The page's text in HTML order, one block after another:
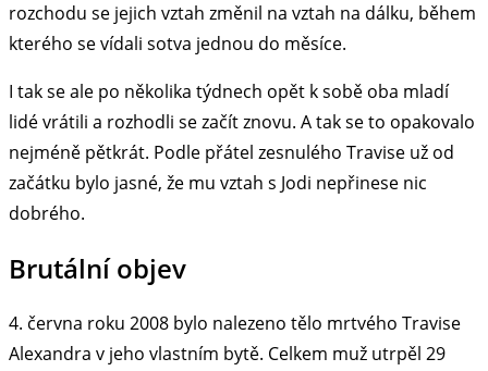
rozchodu se jejich vztah změnil na vztah na dálku, během
kterého se vídali sotva jednou do měsíce.
I tak se ale po několika týdnech opět k sobě oba mladí
lidé vrátili a rozhodli se začít znovu. A tak se to opakovalo
nejméně pětkrát. Podle přátel zesnulého Travise už od
začátku bylo jasné, že mu vztah s Jodi nepřinese nic
dobrého.
Brutální objev
4. června roku 2008 bylo nalezeno tělo mrtvého Travise
Alexandra v jeho vlastním bytě. Celkem muž utrpěl 29